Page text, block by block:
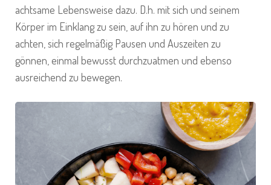
achtsame Lebensweise dazu. D.h. mit sich und seinem
Körper im Einklang zu sein, auf ihn zu hören und zu
achten, sich regelmäßig Pausen und Auszeiten zu
gönnen, einmal bewusst durchzuatmen und ebenso
ausreichend zu bewegen.